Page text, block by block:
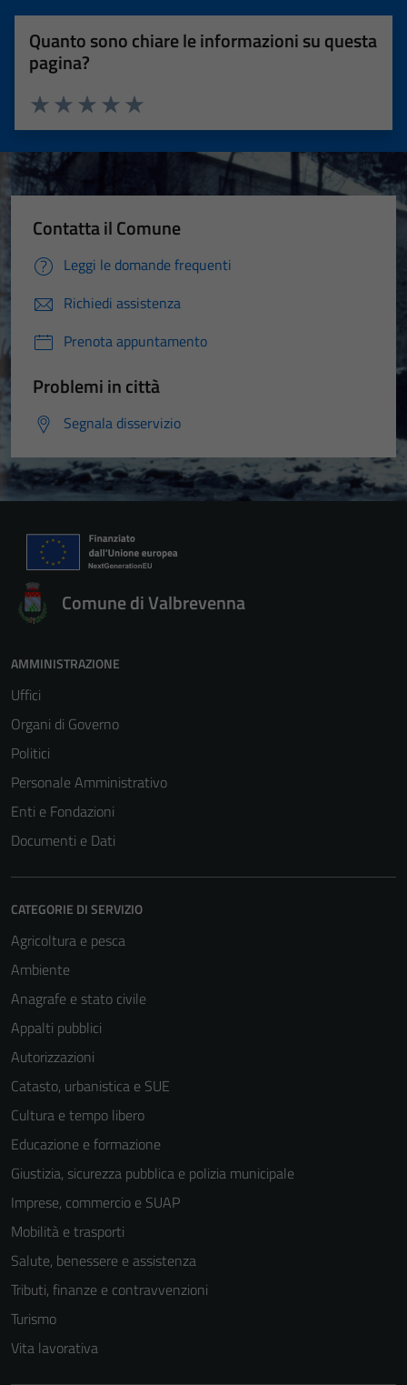
Quanto sono chiare le informazioni su questa
pagina?
Valuta 5 stelle su 5
Valuta 4 stelle su 5
Valuta 3 stelle su 5
Valuta 2 stelle su 5
Valuta 1 stelle su 5
Contatta il Comune
Leggi le domande frequenti
Richiedi assistenza
Prenota appuntamento
Problemi in città
Segnala disservizio
Comune di Valbrevenna
AMMINISTRAZIONE
Uffici
Organi di Governo
Politici
Personale Amministrativo
Enti e Fondazioni
Documenti e Dati
CATEGORIE DI SERVIZIO
Agricoltura e pesca
Ambiente
Anagrafe e stato civile
Appalti pubblici
Autorizzazioni
Catasto, urbanistica e SUE
Cultura e tempo libero
Educazione e formazione
Giustizia, sicurezza pubblica e polizia municipale
Imprese, commercio e SUAP
Mobilità e trasporti
Salute, benessere e assistenza
Tributi, finanze e contravvenzioni
Turismo
Vita lavorativa